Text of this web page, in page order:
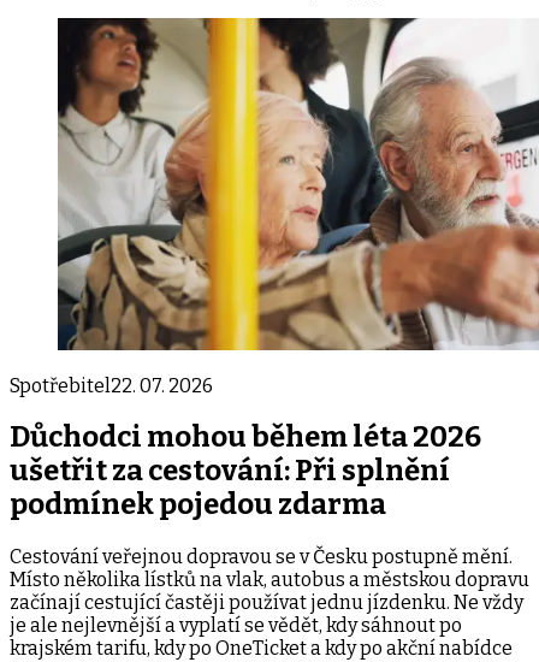
Spotřebitel 22. 07. 2026
Důchodci mohou během léta 2026
ušetřit za cestování: Při splnění
podmínek pojedou zdarma
Cestování veřejnou dopravou se v Česku postupně mění.
Místo několika lístků na vlak, autobus a městskou dopravu
začínají cestující častěji používat jednu jízdenku. Ne vždy
je ale nejlevnější a vyplatí se vědět, kdy sáhnout po
krajském tarifu, kdy po OneTicket a kdy po akční nabídce